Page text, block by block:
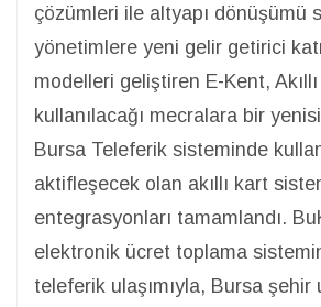
çözümleri ile altyapı dönüşümü
yönetimlere yeni gelir getirici
modelleri geliştiren E-Kent, Akıllı
kullanılacağı mecralara bir
Bursa Teleferik sisteminde
aktifleşecek olan akıllı kart
entegrasyonları tamamlandı.
elektronik ücret toplama
teleferik ulaşımıyla, Bursa şehir